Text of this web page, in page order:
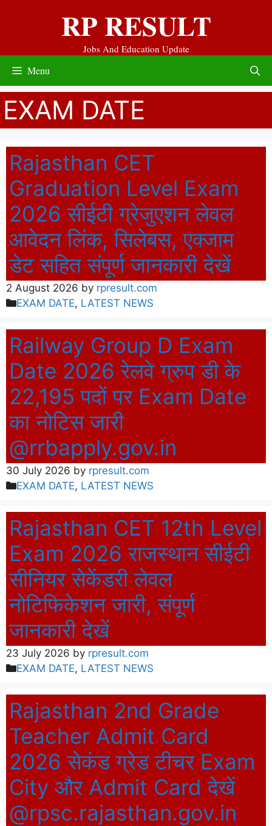
RP RESULT
Jobs And Education Update
Menu
EXAM DATE
Rajasthan CET
Graduation Level Exam
2026 सीईटी ग्रेजुएशन लेवल
आवेदन लिंक, सिलेबस, एक्जाम
डेट सहित संपूर्ण जानकारी देखें
2 August 2026 by rpresult.com
Categories
EXAM DATE, LATEST NEWS
Railway Group D Exam
Date 2026 रेलवे ग्रुप डी के
22,195 पदों पर Exam Date
का नोटिस जारी
@rrbapply.gov.in
30 July 2026 by rpresult.com
Categories
EXAM DATE, LATEST NEWS
Rajasthan CET 12th Level
Exam 2026 राजस्थान सीईटी
सीनियर सेकेंडरी लेवल
नोटिफिकेशन जारी, संपूर्ण
जानकारी देखें
23 July 2026 by rpresult.com
Categories
EXAM DATE, LATEST NEWS
Rajasthan 2nd Grade
Teacher Admit Card
2026 सेकंड ग्रेड टीचर Exam
City और Admit Card देखें
@rpsc.rajasthan.gov.in